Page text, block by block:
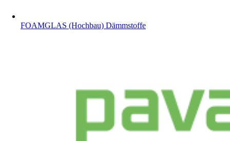
FOAMGLAS (Hochbau) Dämmstoffe